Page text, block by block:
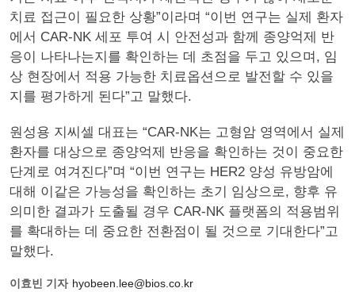
치료 접근이 필요한 상황”이라며 “이번 연구는 실제 환자
에서 CAR-NK 세포 투여 시 안전성과 함께 종양억제 반
응이 나타나는지를 확인하는 데 초점을 두고 있으며, 임
상 현장에서 적용 가능한 치료옵션으로 발전할 수 있을
지를 평가하게 된다”고 말했다.
원성용 지씨셀 대표는 “CAR-NK는 고형암 영역에서 실제
환자를 대상으로 종양억제 반응을 확인하는 것이 중요한
단계로 여겨진다”며 “이번 연구는 HER2 양성 유방암에
대해 이같은 가능성을 확인하는 초기 임상으로, 향후 유
의미한 결과가 도출될 경우 CAR-NK 플랫폼의 적용범위
를 확대하는 데 중요한 전환점이 될 것으로 기대한다”고
말했다.
이효빈 기자 hyobeen.lee@bios.co.kr